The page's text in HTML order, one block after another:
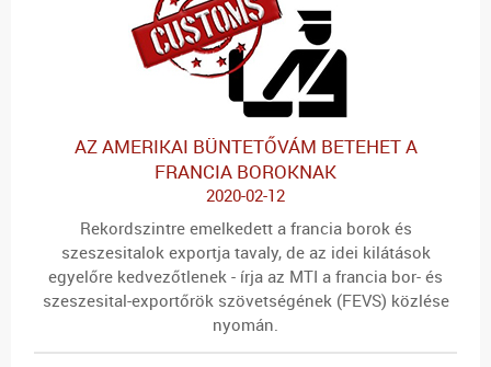
AZ AMERIKAI BÜNTETŐVÁM BETEHET A
FRANCIA BOROKNAK
2020-02-12
Rekordszintre emelkedett a francia borok és
szeszesitalok exportja tavaly, de az idei kilátások
egyelőre kedvezőtlenek - írja az MTI a francia bor- és
szeszesital-exportőrök szövetségének (FEVS) közlése
nyomán.